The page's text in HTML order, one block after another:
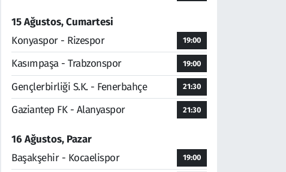
15 Ağustos, Cumartesi
Konyaspor - Rizespor
19:00
Kasımpaşa - Trabzonspor 19:00
Gençlerbirliği S.K. - Fenerbahçe 21:30
Gaziantep FK - Alanyaspor 21:30
16 Ağustos, Pazar
Başakşehir - Kocaelispor
19:00